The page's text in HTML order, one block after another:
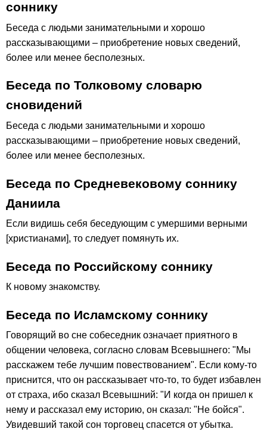
соннику
Беседа с людьми занимательными и хорошо
рассказывающими – приобретение новых сведений,
более или менее бесполезных.
Беседа по Толковому словарю
сновидений
Беседа с людьми занимательными и хорошо
рассказывающими – приобретение новых сведений,
более или менее бесполезных.
Беседа по Средневековому соннику
Даниила
Если видишь себя беседующим с умершими верными
[христианами], то следует помянуть их.
Беседа по Российскому соннику
К новому знакомству.
Беседа по Исламскому соннику
Говорящий во сне собеседник означает приятного в
общении человека, согласно словам Всевышнего: "Мы
расскажем тебе лучшим повествованием". Если кому-то
приснится, что он рассказывает что-то, то будет избавлен
от страха, ибо сказал Всевышний: "И когда он пришел к
нему и рассказал ему историю, он сказал: "Не бойся".
Увидевший такой сон торговец спасется от убытка.